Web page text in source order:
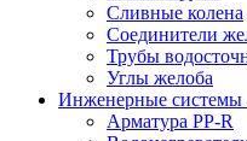
Сливные колена
Соединители
Трубы
Углы желоба
Инженерные системы
Арматура PP-R